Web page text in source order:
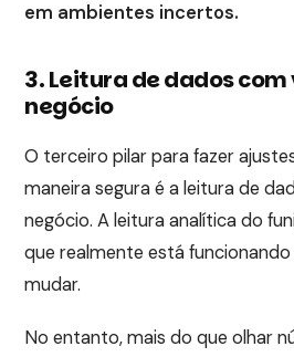
em ambientes incertos.
3. Leitura de dados
negócio
O terceiro pilar para fazer
maneira segura é a leitura de
negócio. A leitura analítica do
que realmente está
mudar.
No entanto, mais do que olhar